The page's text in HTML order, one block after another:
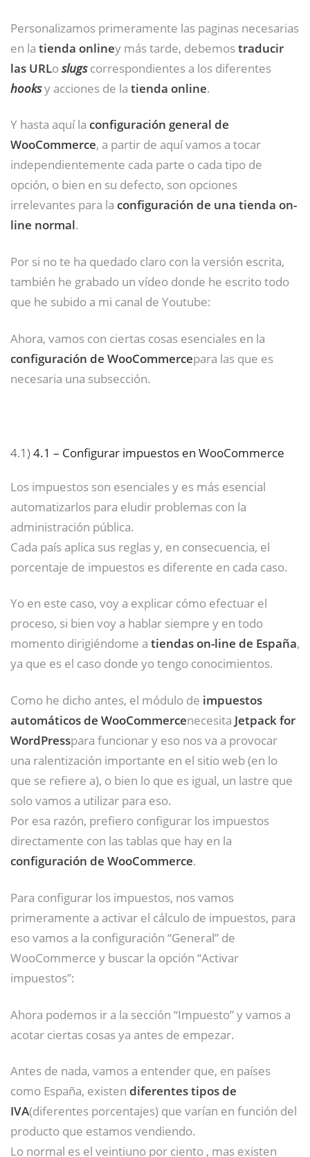
Personalizamos primeramente las paginas necesarias
en la tienda onliney más tarde, debemostraducir
las URLoslugs correspondientes a los diferentes
hooksy acciones de la tienda online.
Y hasta aquí la configuración general de
WooCommerce, a partir de aquí vamos a tocar
independientemente cada parte o cada tipo de
opción, o bien en su defecto, son opciones
irrelevantes para la configuración de una tienda on-
line normal.
Por si no te ha quedado claro con la versión escrita,
también he grabado un vídeo donde he escrito todo
que he subido a mi canal de Youtube:
Ahora, vamos con ciertas cosas esenciales en la
configuración de WooCommercepara las que es
necesaria una subsección.
4.1) 4.1 – Configurar impuestos en WooCommerce
Los impuestos son esenciales y es más esencial
automatizarlos para eludir problemas con la
administración pública.
Cada país aplica sus reglas y, en consecuencia, el
porcentaje de impuestos es diferente en cada caso.
Yo en este caso, voy a explicar cómo efectuar el
proceso, si bien voy a hablar siempre y en todo
momento dirigiéndome a tiendas on-line de España,
ya que es el caso donde yo tengo conocimientos.
Como he dicho antes, el módulo de impuestos
automáticos de WooCommercenecesita Jetpack for
WordPresspara funcionar y eso nos va a provocar
una ralentización importante en el sitio web (en lo
que se refiere a), o bien lo que es igual, un lastre que
solo vamos a utilizar para eso.
Por esa razón, prefiero configurar los impuestos
directamente con las tablas que hay en la
configuración de WooCommerce.
Para configurar los impuestos, nos vamos
primeramente a activar el cálculo de impuestos, para
eso vamos a la configuración “General” de
WooCommerce y buscar la opción “Activar
impuestos”:
Ahora podemos ir a la sección “Impuesto” y vamos a
acotar ciertas cosas ya antes de empezar.
Antes de nada, vamos a entender que, en países
como España, existen diferentes tipos de
IVA(diferentes porcentajes) que varían en función del
producto que estamos vendiendo.
Lo normal es el veintiuno por ciento , mas existen